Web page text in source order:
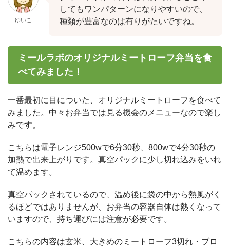
ゆいこ
してもワンパターンになりやすいので、
種類が豊富なのは有りがたいですね。
ミールラボのオリジナルミートローフ弁当を食
べてみました！
一番最初に目についた、オリジナルミートローフを食べて
みました。中々お弁当では見る機会のメニューなので楽し
みです。
こちらは電子レンジ500wで6分30秒、800wで4分30秒の
加熱で出来上がりです。真空パックに少し切れ込みをいれ
て温めます。
真空パックされているので、温め後に袋の中から熱風がく
るほどではありませんが、お弁当の容器自体は熱くなって
いますので、持ち運びには注意が必要です。
こちらの内容は玄米、大きめのミートローフ3切れ・ブロ